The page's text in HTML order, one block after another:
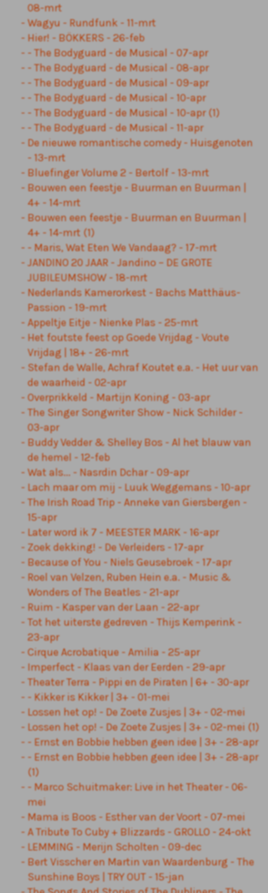
08-mrt
Wagyu - Rundfunk - 11-mrt
Hier! - BÖKKERS - 26-feb
- The Bodyguard - de Musical - 07-apr
- The Bodyguard - de Musical - 08-apr
- The Bodyguard - de Musical - 09-apr
- The Bodyguard - de Musical - 10-apr
- The Bodyguard - de Musical - 10-apr (1)
- The Bodyguard - de Musical - 11-apr
De nieuwe romantische comedy - Huisgenoten
- 13-mrt
Bluefinger Volume 2 - Bertolf - 13-mrt
Bouwen een feestje - Buurman en Buurman |
4+ - 14-mrt
Bouwen een feestje - Buurman en Buurman |
4+ - 14-mrt (1)
- Maris, Wat Eten We Vandaag? - 17-mrt
JANDINO 20 JAAR - Jandino – DE GROTE
JUBILEUMSHOW - 18-mrt
Nederlands Kamerorkest - Bachs Matthäus-
Passion - 19-mrt
Appeltje Eitje - Nienke Plas - 25-mrt
Het foutste feest op Goede Vrijdag - Voute
Vrijdag | 18+ - 26-mrt
Stefan de Walle, Achraf Koutet e.a. - Het uur van
de waarheid - 02-apr
Overprikkeld - Martijn Koning - 03-apr
The Singer Songwriter Show - Nick Schilder -
03-apr
Buddy Vedder & Shelley Bos - Al het blauw van
de hemel - 12-feb
Wat als... - Nasrdin Dchar - 09-apr
Lach maar om mij - Luuk Weggemans - 10-apr
The Irish Road Trip - Anneke van Giersbergen -
15-apr
Later word ik 7 - MEESTER MARK - 16-apr
Zoek dekking! - De Verleiders - 17-apr
Because of You - Niels Geusebroek - 17-apr
Roel van Velzen, Ruben Hein e.a. - Music &
Wonders of The Beatles - 21-apr
Ruim - Kasper van der Laan - 22-apr
Tot het uiterste gedreven - Thijs Kemperink -
23-apr
Cirque Acrobatique - Amilia - 25-apr
Imperfect - Klaas van der Eerden - 29-apr
Theater Terra - Pippi en de Piraten | 6+ - 30-apr
- Kikker is Kikker | 3+ - 01-mei
Lossen het op! - De Zoete Zusjes | 3+ - 02-mei
Lossen het op! - De Zoete Zusjes | 3+ - 02-mei (1)
- Ernst en Bobbie hebben geen idee | 3+ - 28-apr
- Ernst en Bobbie hebben geen idee | 3+ - 28-apr
(1)
- Marco Schuitmaker: Live in het Theater - 06-
mei
Mama is Boos - Esther van der Voort - 07-mei
A Tribute To Cuby + Blizzards - GROLLO - 24-okt
LEMMING - Merijn Scholten - 09-dec
Bert Visscher en Martin van Waardenburg - The
Sunshine Boys | TRY OUT - 15-jan